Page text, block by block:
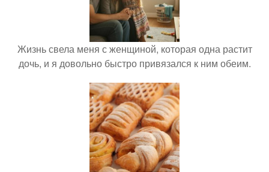
Жизнь свела меня с женщиной, которая одна растит
дочь, и я довольно быстро привязался к ним обеим.